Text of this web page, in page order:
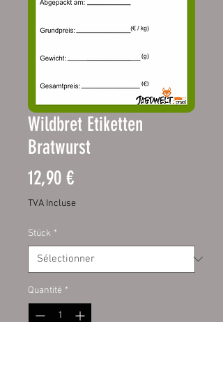
Wildbret Etiketten
Bratwurst
12,90 €Prix
TVA Incluse
Stück *
Quantité *